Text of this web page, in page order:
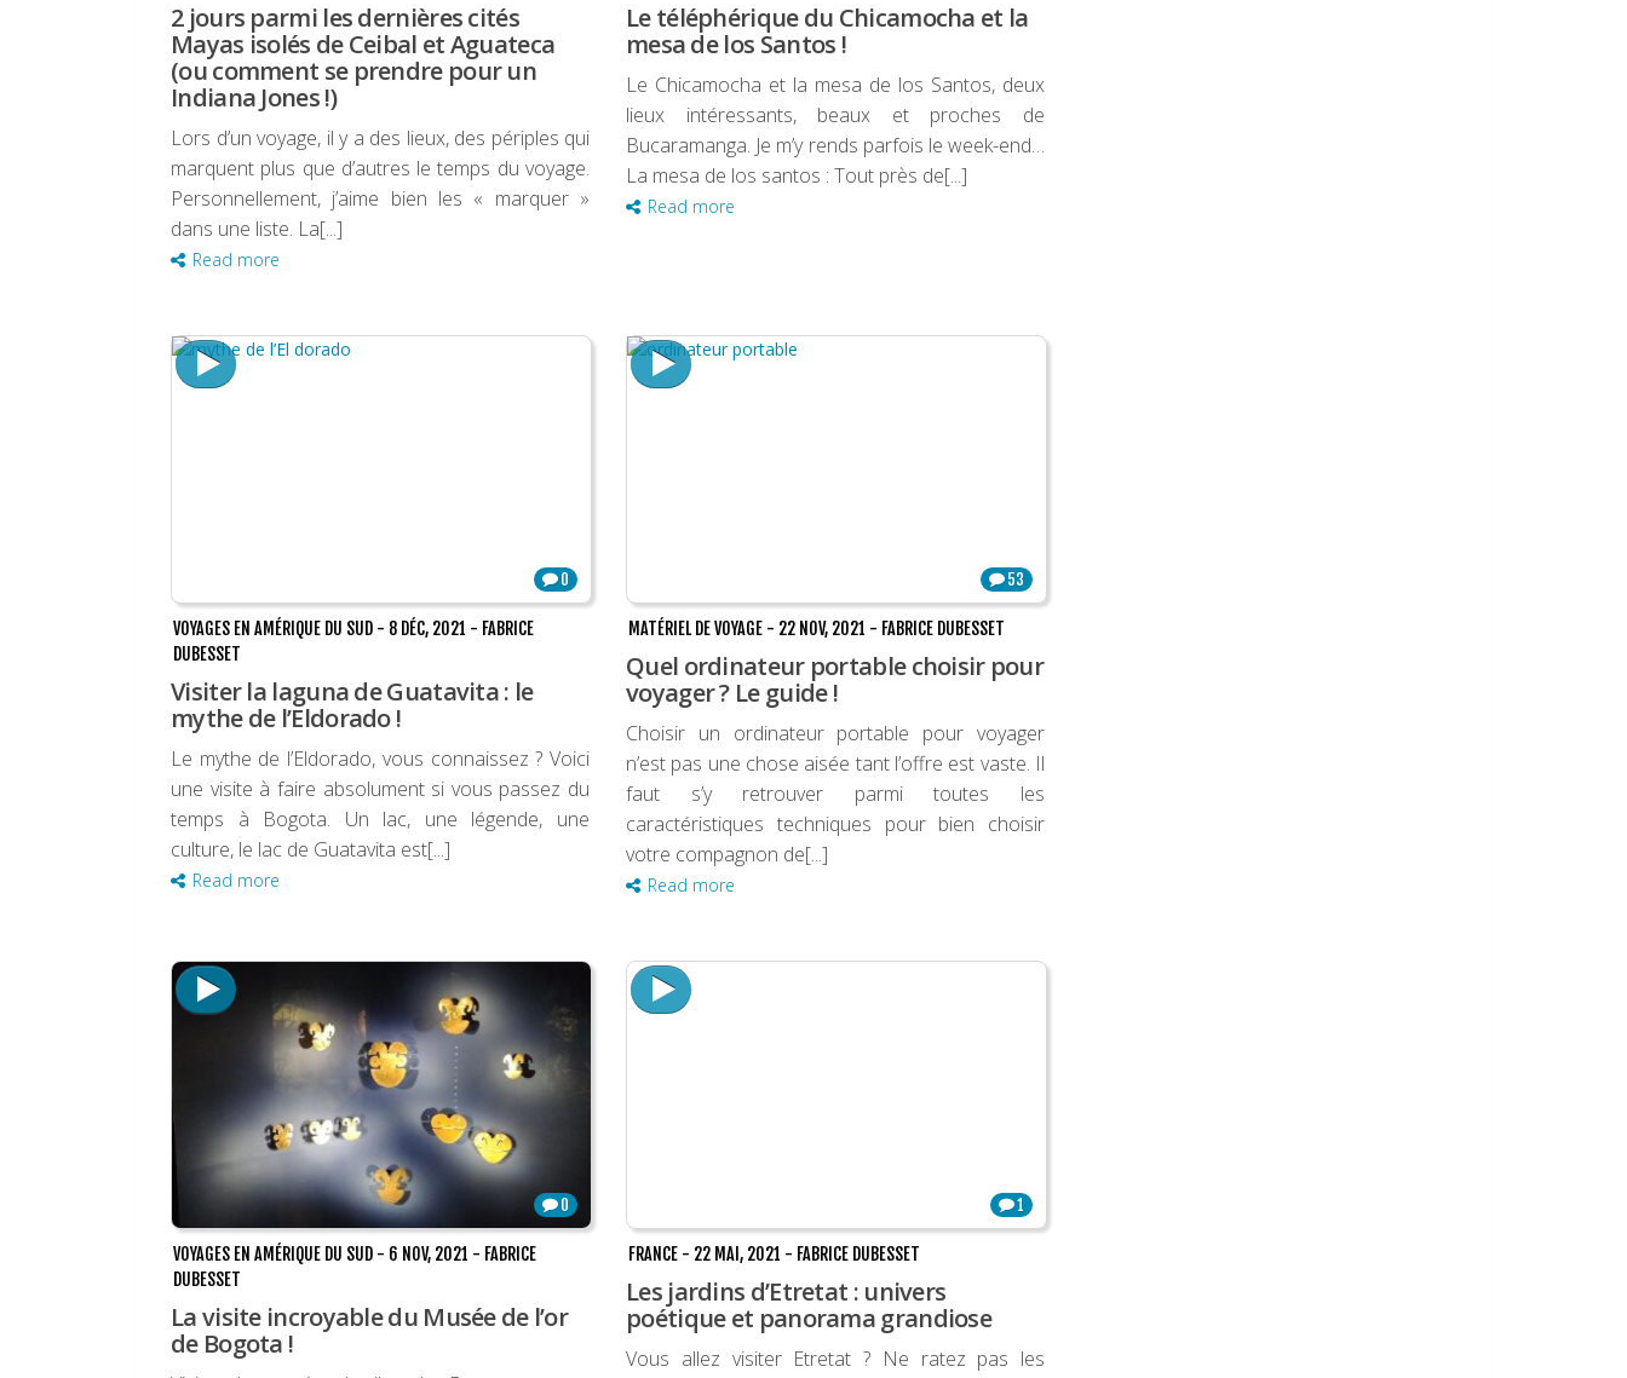
2 jours parmi les dernières cités
Mayas isolés de Ceibal et Aguateca
(ou comment se prendre pour un
Indiana Jones !)
Lors d’un voyage, il y a des lieux, des périples qui
marquent plus que d’autres le temps du voyage.
Personnellement, j’aime bien les « marquer »
dans une liste. La[...]
Read more
Le téléphérique du Chicamocha et la
mesa de los Santos !
Le Chicamocha et la mesa de los Santos, deux
lieux intéressants, beaux et proches de
Bucaramanga. Je m’y rends parfois le week-end…
La mesa de los santos : Tout près de[...]
Read more
0
VOYAGES EN AMÉRIQUE DU SUD - 8 DÉC, 2021 - FABRICE
DUBESSET
Visiter la laguna de Guatavita : le
mythe de l’Eldorado !
Le mythe de l’Eldorado, vous connaissez ? Voici
une visite à faire absolument si vous passez du
temps à Bogota. Un lac, une légende, une
culture, le lac de Guatavita est[...]
Read more
53
MATÉRIEL DE VOYAGE - 22 NOV, 2021 - FABRICE DUBESSET
Quel ordinateur portable choisir pour
voyager ? Le guide !
Choisir un ordinateur portable pour voyager
n’est pas une chose aisée tant l’offre est vaste. Il
faut s’y retrouver parmi toutes les
caractéristiques techniques pour bien choisir
votre compagnon de[...]
Read more
0
VOYAGES EN AMÉRIQUE DU SUD - 6 NOV, 2021 - FABRICE
DUBESSET
La visite incroyable du Musée de l’or
de Bogota !
1
FRANCE - 22 MAI, 2021 - FABRICE DUBESSET
Les jardins d’Etretat : univers
poétique et panorama grandiose
Vous allez visiter Etretat ? Ne ratez pas les